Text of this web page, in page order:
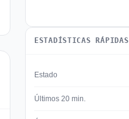
ESTADÍSTICAS RÁPIDAS
Estado
Últimos 20 min.